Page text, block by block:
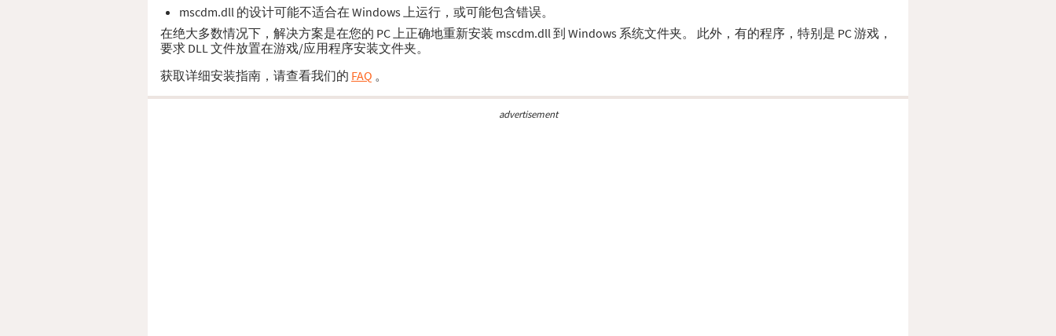
mscdm.dll 的设计可能不适合在 Windows 上运行，或可能包含错误。
在绝大多数情况下，解决方案是在您的 PC 上正确地重新安装 mscdm.dll 到 Windows 系统文件夹。 此外，有的程序，特别是 PC 游戏，
要求 DLL 文件放置在游戏/应用程序安装文件夹。
获取详细安装指南，请查看我们的 FAQ 。
advertisement